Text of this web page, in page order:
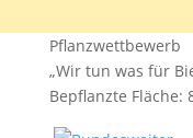
Pflanzwettbewerb
„Wir tun was für
Bepflanzte Fläche: